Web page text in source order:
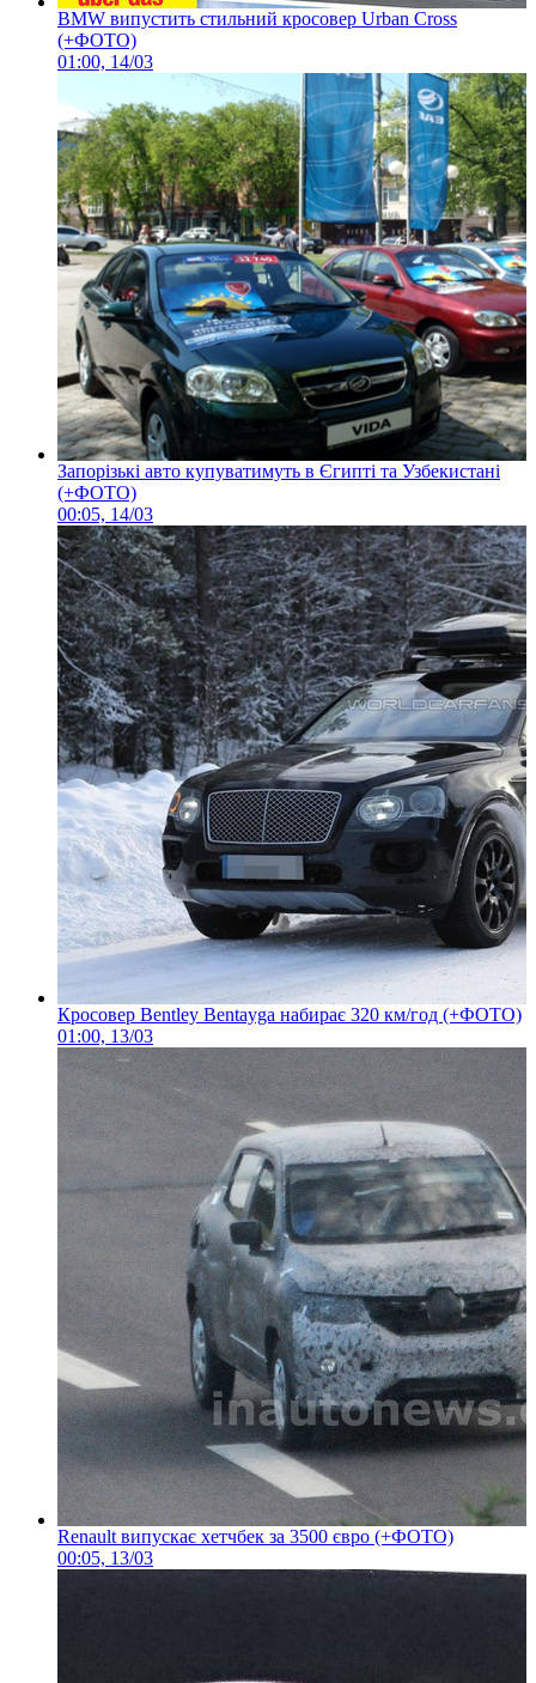
BMW випустить стильний кросовер Urban Cross
(+ФОТО)
01:00, 14/03
Запорізькі авто купуватимуть в Єгипті та Узбекистані
(+ФОТО)
00:05, 14/03
Кросовер Bentley Bentayga набирає 320 км/год (+ФОТО)
01:00, 13/03
Renault випускає хетчбек за 3500 євро (+ФОТО)
00:05, 13/03